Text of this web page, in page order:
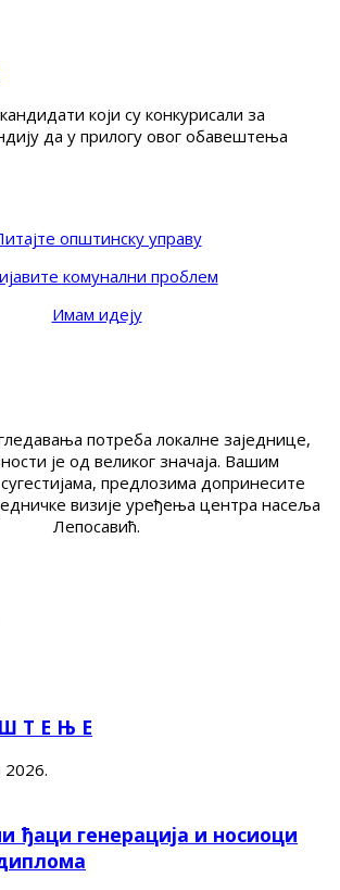
који су конкурисали за
да у прилогу овог обавештења
општинску управу
комунални проблем
Имам идеју
потреба локалне заједнице,
је од великог значаја. Вашим
предлозима допринесите
визије уређења центра насеља
Лепосавић.
Т Е Њ Е
2026.
ђаци генерација и носиоци